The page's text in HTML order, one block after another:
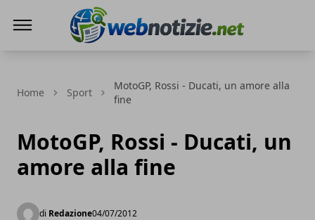
Home Sport
MotoGP, Rossi - Ducati, un amore alla
fine
MotoGP, Rossi - Ducati, un
amore alla fine
di Redazione04/07/2012